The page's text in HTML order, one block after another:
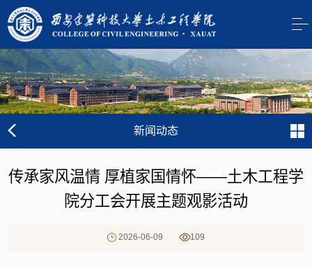
新闻动态
传承家风温情 厚植家国情怀——土木工程学
院分工会开展主题观影活动
2026-06-09 109